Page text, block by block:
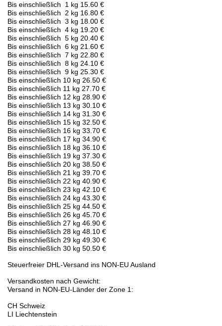
Bis einschließlich 1 kg 15.60 €
Bis einschließlich 2 kg 16.80 €
Bis einschließlich 3 kg 18.00 €
Bis einschließlich 4 kg 19.20 €
Bis einschließlich 5 kg 20.40 €
Bis einschließlich 6 kg 21.60 €
Bis einschließlich 7 kg 22.80 €
Bis einschließlich 8 kg 24.10 €
Bis einschließlich 9 kg 25.30 €
Bis einschließlich 10 kg 26.50 €
Bis einschließlich 11 kg 27.70 €
Bis einschließlich 12 kg 28.90 €
Bis einschließlich 13 kg 30.10 €
Bis einschließlich 14 kg 31.30 €
Bis einschließlich 15 kg 32.50 €
Bis einschließlich 16 kg 33.70 €
Bis einschließlich 17 kg 34.90 €
Bis einschließlich 18 kg 36.10 €
Bis einschließlich 19 kg 37.30 €
Bis einschließlich 20 kg 38.50 €
Bis einschließlich 21 kg 39.70 €
Bis einschließlich 22 kg 40.90 €
Bis einschließlich 23 kg 42.10 €
Bis einschließlich 24 kg 43.30 €
Bis einschließlich 25 kg 44.50 €
Bis einschließlich 26 kg 45.70 €
Bis einschließlich 27 kg 46.90 €
Bis einschließlich 28 kg 48.10 €
Bis einschließlich 29 kg 49.30 €
Bis einschließlich 30 kg 50.50 €
Steuerfreier DHL-Versand ins NON-EU Ausland
Versandkosten nach Gewicht:
Versand in NON-EU-Länder der Zone 1:
CH Schweiz
LI Liechtenstein